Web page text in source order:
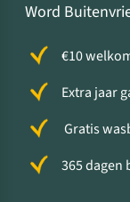
Word
€10
Extra jaar
Gratis
365 dagen